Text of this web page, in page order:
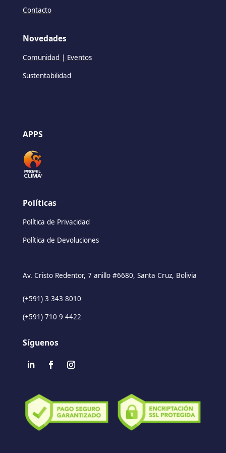
Contacto
Novedades
Comunidad | Eventos
Sustentabilidad
APPS
Políticas
Política de Privacidad
Política de Devoluciones
Av. Cristo Redentor, 7 anillo #6680, Santa Cruz, Bolivia
(+591) 3 343 8010
(+591) 710 9 4422
Síguenos